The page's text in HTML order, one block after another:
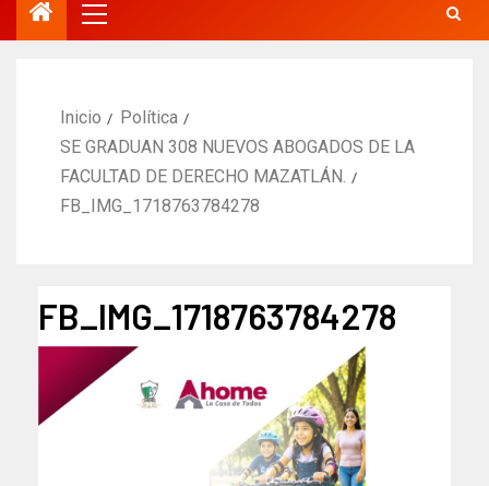
Inicio
Política
SE GRADUAN 308 NUEVOS ABOGADOS DE LA
FACULTAD DE DERECHO MAZATLÁN.
FB_IMG_1718763784278
FB_IMG_1718763784278